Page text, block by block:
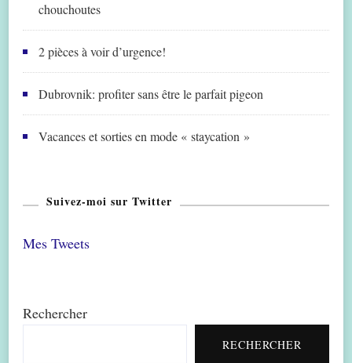
chouchoutes
2 pièces à voir d’urgence!
Dubrovnik: profiter sans être le parfait pigeon
Vacances et sorties en mode « staycation »
Suivez-moi sur Twitter
Mes Tweets
Rechercher
RECHERCHER